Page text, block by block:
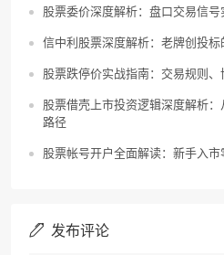
股票委价深度解析：盘口交易信号
信中利股票深度解析：老牌创投
股票跌停价实战指南：交易规则
股票借壳上市投资逻辑深度解析
路径
股票帐号开户全面解读：新手入
发布评论